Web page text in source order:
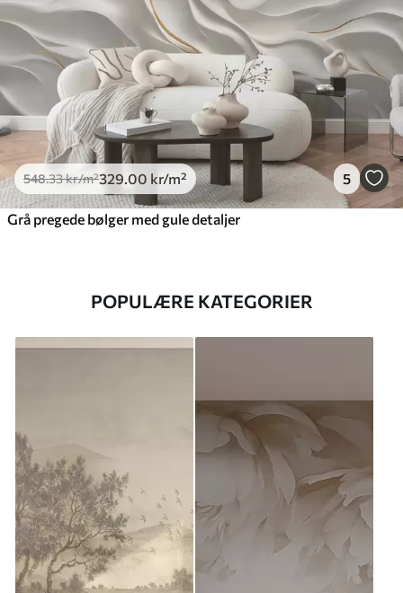
548.33kr/m²329 .00 kr/m² 5
Grå pregede bølger med gule detaljer
POPULÆRE KATEGORIER